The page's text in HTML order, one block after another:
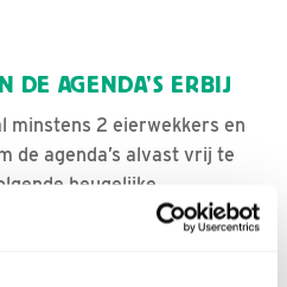
DE AGENDA’S ERBIJ
minstens 2 eierwekkers en
de agenda’s alvast vrij te
heugelijke